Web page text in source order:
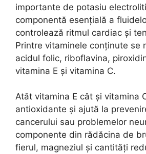
importante de potasiu
componentă esențială a
controlează ritmul cardiac și
Printre vitaminele conținute se
acidul folic, riboflavina,
vitamina E și vitamina C.
Atât vitamina E cât și vitamina
antioxidante și ajută la
cancerului sau problemelor
componente din rădăcina de
fierul, magneziul și cantități